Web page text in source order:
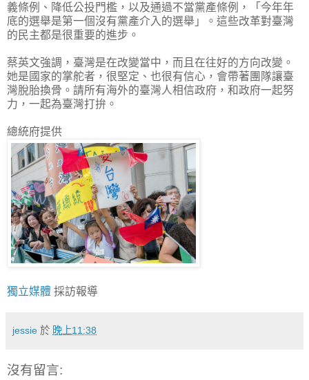
義條例、降低公投門檻，以及通過不當黨產條例，「今年年
底的選舉是第一個沒有黨產介入的選舉」。這些改革對臺灣
的民主都是很重要的進步。
蔡英文強調，臺灣是在改變當中，而且在往好的方向改變。
她是國家的掌舵者，很堅定、也很有信心，會帶著團隊讓臺
灣脫胎換骨。請所有海外的臺灣人相信政府，和政府一起努
力，一起為臺灣打拚。
總統府提供
獨立媒體 採訪報導
jessie 於 晚上11:38
沒有留言: